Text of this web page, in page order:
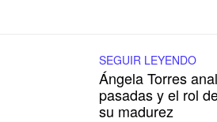
SEGUIR LEYENDO
Ángela Torres
pasadas y el rol
su madurez